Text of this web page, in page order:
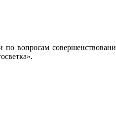
вопросам